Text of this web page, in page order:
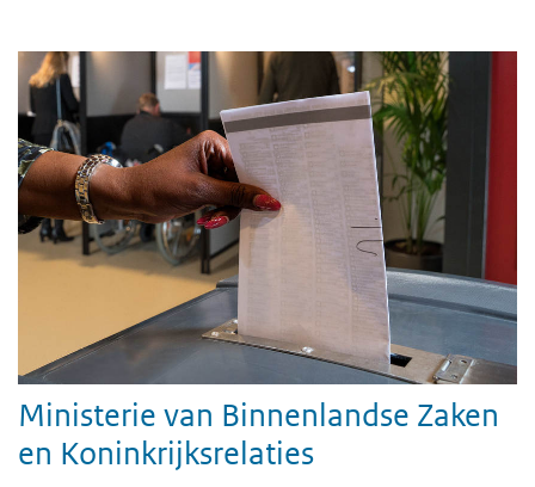
Ministerie van Binnenlandse Zaken
en Koninkrijksrelaties